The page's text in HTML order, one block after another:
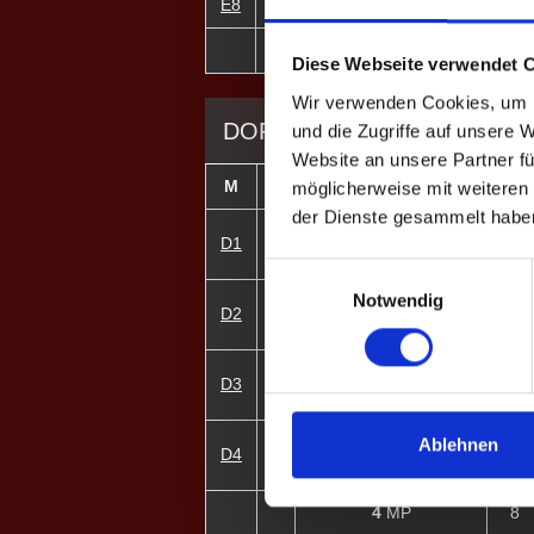
Diese Webseite verwendet
Wir verwenden Cookies,
und die Zugriffe auf unsere
Website an unsere Partner
möglicherweise mit
der Dienste gesammelt
Notwendig
Ablehnen
E8
DOPPEL-MATCHES
M Spieler GP
D1
2
Florian Wittkopf
Mike Sitt
D2
Fabian Meyer
Ingo Stephan
D3
6
Nils W.
Marcel Wunschik
D4
Julia W. ♀
4MP 8